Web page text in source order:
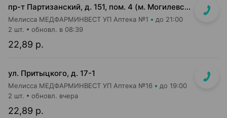
пр-т Партизанский, д. 151, пом. 4 (м. Могилевская, выход на ул. Ангарская)
Мелисса МЕДФАРМИНВЕСТ УП Аптека №1 до 21:00
22,89 р.
2 шт. обновл. в 08:39
ул. Притыцкого, д. 17-1
Мелисса МЕДФАРМИНВЕСТ УП Аптека №16 до 19:00
22,89 р.
2 шт. обновл. вчера